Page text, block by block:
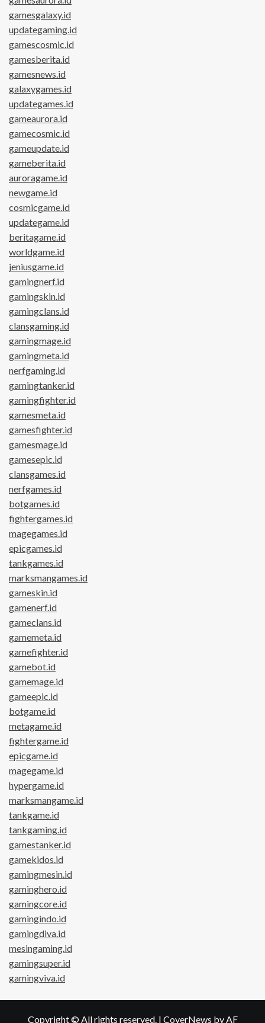
gamesgalaxy.id
updategaming.id
gamescosmic.id
gamesberita.id
gamesnews.id
galaxygames.id
updategames.id
gameaurora.id
gamecosmic.id
gameupdate.id
gameberita.id
auroragame.id
newgame.id
cosmicgame.id
updategame.id
beritagame.id
worldgame.id
jeniusgame.id
gamingnerf.id
gamingskin.id
gamingclans.id
clansgaming.id
gamingmage.id
gamingmeta.id
nerfgaming.id
gamingtanker.id
gamingfighter.id
gamesmeta.id
gamesfighter.id
gamesmage.id
gamesepic.id
clansgames.id
nerfgames.id
botgames.id
fightergames.id
magegames.id
epicgames.id
tankgames.id
marksmangames.id
gameskin.id
gamenerf.id
gameclans.id
gamemeta.id
gamefighter.id
gamebot.id
gamemage.id
gameepic.id
botgame.id
metagame.id
fightergame.id
epicgame.id
magegame.id
hypergame.id
marksmangame.id
tankgame.id
tankgaming.id
gamestanker.id
gamekidos.id
gamingmesin.id
gaminghero.id
gamingcore.id
gamingindo.id
gamingdiva.id
mesingaming.id
gamingsuper.id
gamingviva.id
Copyright © All rights reserved. | CoverNews by AF